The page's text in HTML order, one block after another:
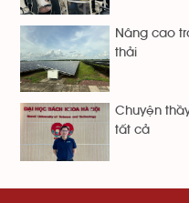
Nâng cao
thải
Chuyện
tất cả